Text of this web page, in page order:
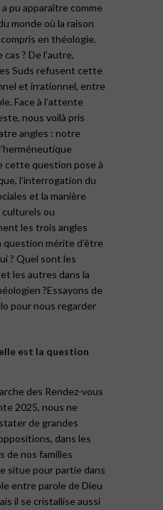
pu apparaître comme
monde où la raison
en théologie.
? De l’autre,
Suds refusent cette
et irrationnel, entre
Face à l’attente
nous voilà pris
angles : notre
cette question pose à
l’interrogation du
et la manière
ou
les trois angles
mérite d’être
? Quel sont les
les autres dans la
?Essayons de
pour nous regarder
est la question
des Rendez-vous
2025, nous ne
de grandes
dans les
de nos familles
situe pour partie dans
entre parole de Dieu
il se cristallise aussi